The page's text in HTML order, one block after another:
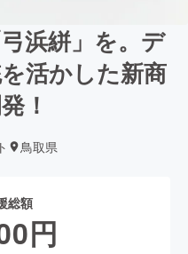
浜絣」を。デ
活かした新商
！
鳥取県
総額
円